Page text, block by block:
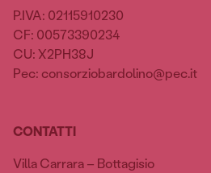
P.IVA: 02115910230
CF: 00573390234
CU: X2PH38J
Pec: consorziobardolino@pec.it
CONTATTI
Villa Carrara – Bottagisio